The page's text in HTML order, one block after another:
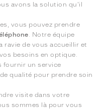
avons la solution qu'il
vous pouvez prendre
. Notre équipe
ravie de vous accueillir et
besoins en optique.
fournir un service
qualité pour prendre soin
visite dans votre
sommes là pour vous